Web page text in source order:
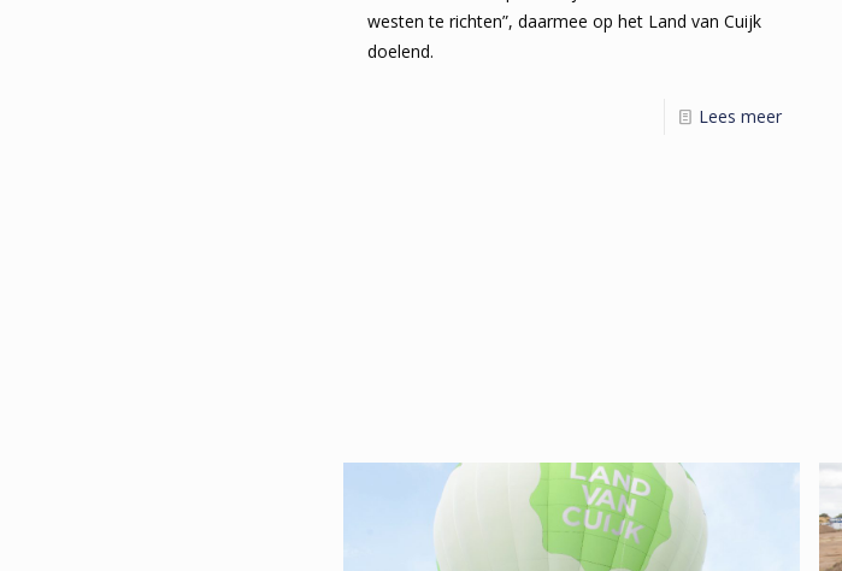
westen te richten”, daarmee op het Land van Cuijk
doelend.
Lees meer